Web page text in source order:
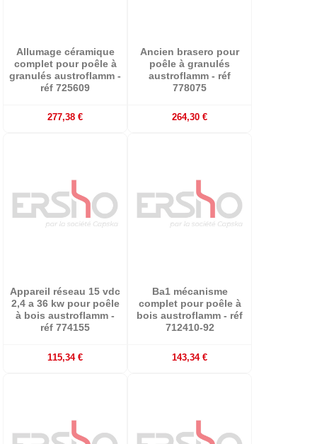
Allumage céramique
complet pour poêle à
granulés austroflamm -
réf 725609
277,38 €
Ancien brasero pour
poêle à granulés
austroflamm - réf
778075
264,30 €
Appareil réseau 15 vdc
2,4 a 36 kw pour poêle
à bois austroflamm -
réf 774155
115,34 €
Ba1 mécanisme
complet pour poêle à
bois austroflamm - réf
712410-92
143,34 €